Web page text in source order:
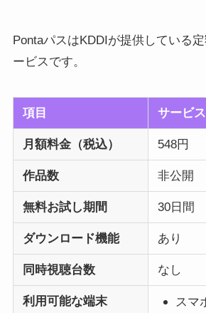
PontaパスはKDDIが提供している
ービスです。
項目 サービ
月額料金（税込） 548円
作品数 非公開
無料お試し期間 30日間
ダウンロード機能 あり
同時視聴台数 なし
利用可能な端末
スマ